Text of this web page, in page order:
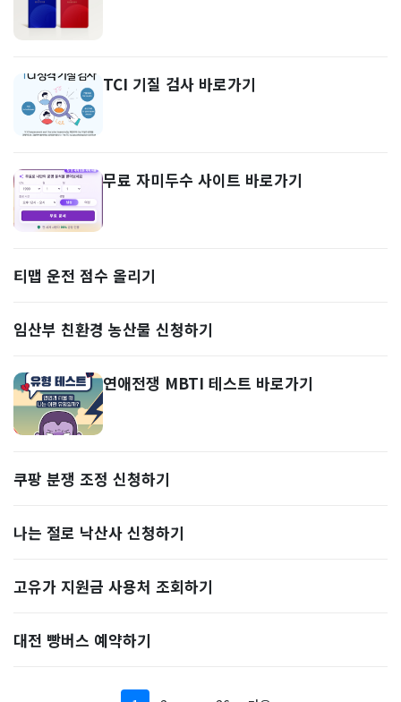
TCI 기질 검사 바로가기
무료 자미두수 사이트 바로가기
티맵 운전 점수 올리기
임산부 친환경 농산물 신청하기
연애전쟁 MBTI 테스트 바로가기
쿠팡 분쟁 조정 신청하기
나는 절로 낙산사 신청하기
고유가 지원금 사용처 조회하기
대전 빵버스 예약하기